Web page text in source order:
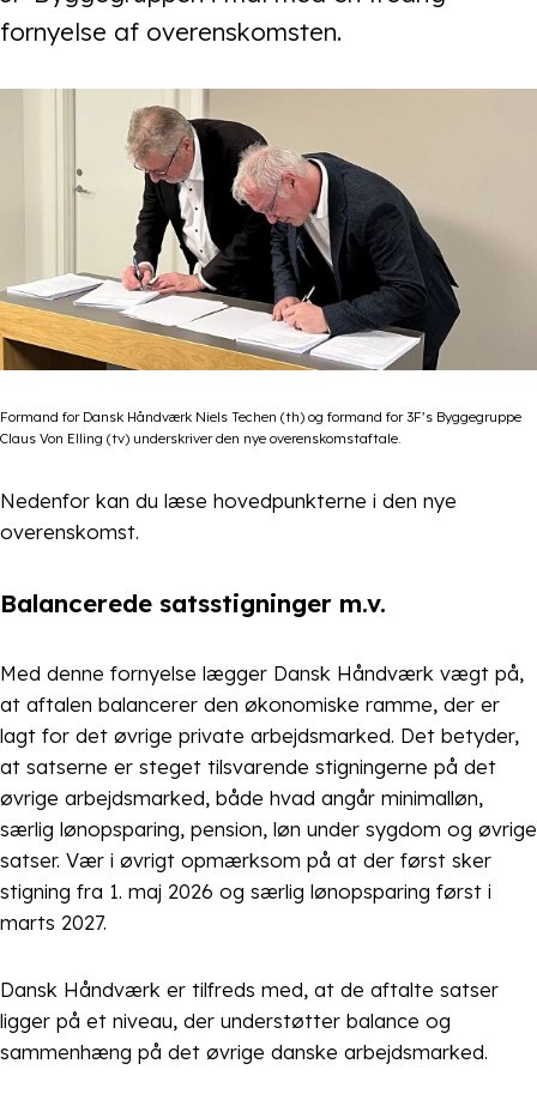
fornyelse af overenskomsten.
Formand for Dansk Håndværk Niels Techen (th) og formand for 3F’s Byggegruppe
Claus Von Elling (tv) underskriver den nye overenskomstaftale.
Nedenfor kan du læse hovedpunkterne i den nye
overenskomst.
Balancerede satsstigninger m.v.
Med denne fornyelse lægger Dansk Håndværk vægt på,
at aftalen balancerer den økonomiske ramme, der er
lagt for det øvrige private arbejdsmarked. Det betyder,
at satserne er steget tilsvarende stigningerne på det
øvrige arbejdsmarked, både hvad angår minimalløn,
særlig lønopsparing, pension, løn under sygdom og øvrige
satser. Vær i øvrigt opmærksom på at der først sker
stigning fra 1. maj 2026 og særlig lønopsparing først i
marts 2027.
Dansk Håndværk er tilfreds med, at de aftalte satser
ligger på et niveau, der understøtter balance og
sammenhæng på det øvrige danske arbejdsmarked.